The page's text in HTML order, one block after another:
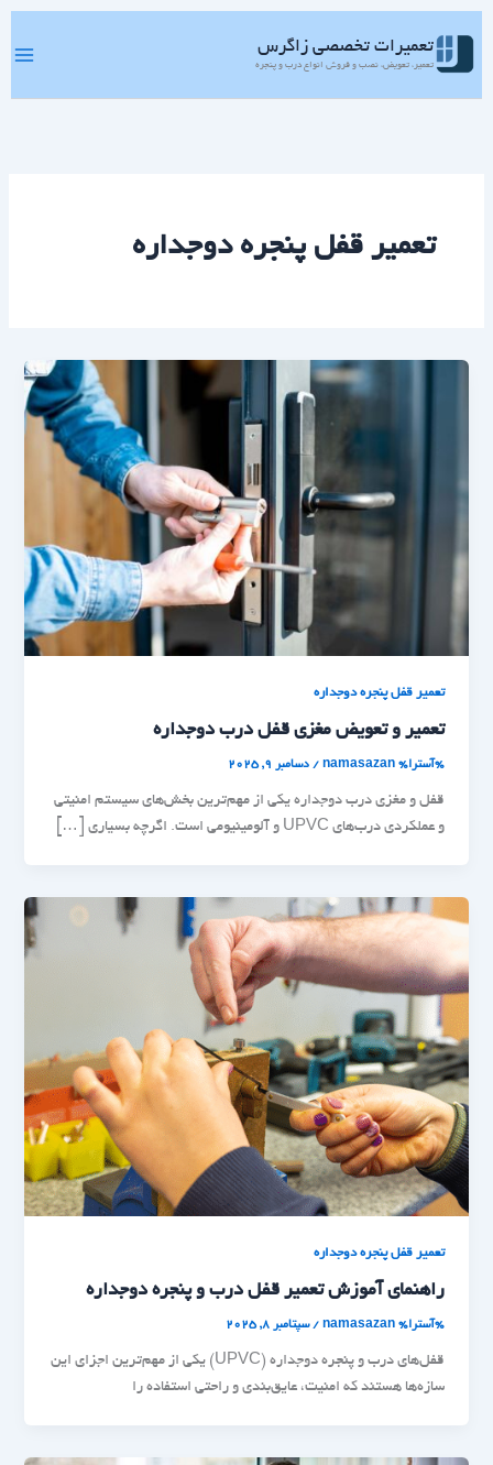
پرش
محتوا
تعمیرات تخصصی زاگرس
تعمیر، تعویض، نصب و فروش انواع درب و پنجره
تعمیر قفل پنجره دوجداره
تعمیر قفل پنجره دوجداره
تعمیر و تعویض مغزی قفل درب دوجداره
%آسترا% namasazan
/دسامبر 9, 2025
قفل و مغزی درب دوجداره یکی از مهم‌ترین بخش‌های سیستم امنیتی
و عملکردی درب‌های UPVC و آلومینیومی است. اگرچه بسیاری […]
تعمیر قفل پنجره دوجداره
راهنمای آموزش تعمیر قفل درب و پنجره دوجداره
%آسترا% namasazan
/سپتامبر 8, 2025
قفل‌های درب و پنجره دوجداره (UPVC) یکی از مهم‌ترین اجزای این
سازه‌ها هستند که امنیت، عایق‌بندی و راحتی استفاده را